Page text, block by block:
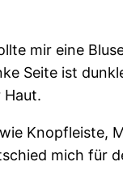
mir eine
Seite ist
Knopfleiste,
mich für